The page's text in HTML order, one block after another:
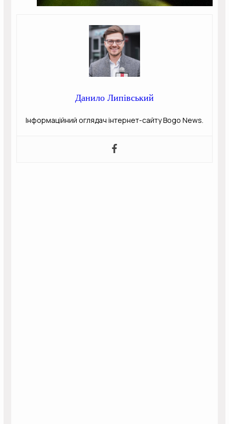
Данило Липівський
Інформаційний оглядач інтернет-сайту Bogo News.